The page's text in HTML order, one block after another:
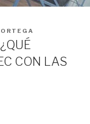
CON LAS